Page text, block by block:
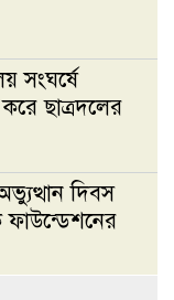
সংঘর্ষে
করে ছাত্রদলের
দিবস